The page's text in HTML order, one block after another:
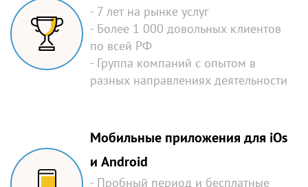
- 7 лет на рынке услуг
- Более 1 000 довольных клиентов
по всей РФ
- Группа компаний с опытом в
разных направлениях деятельности
Мобильные приложения для iOs
и Android
- Пробный период и бесплатные